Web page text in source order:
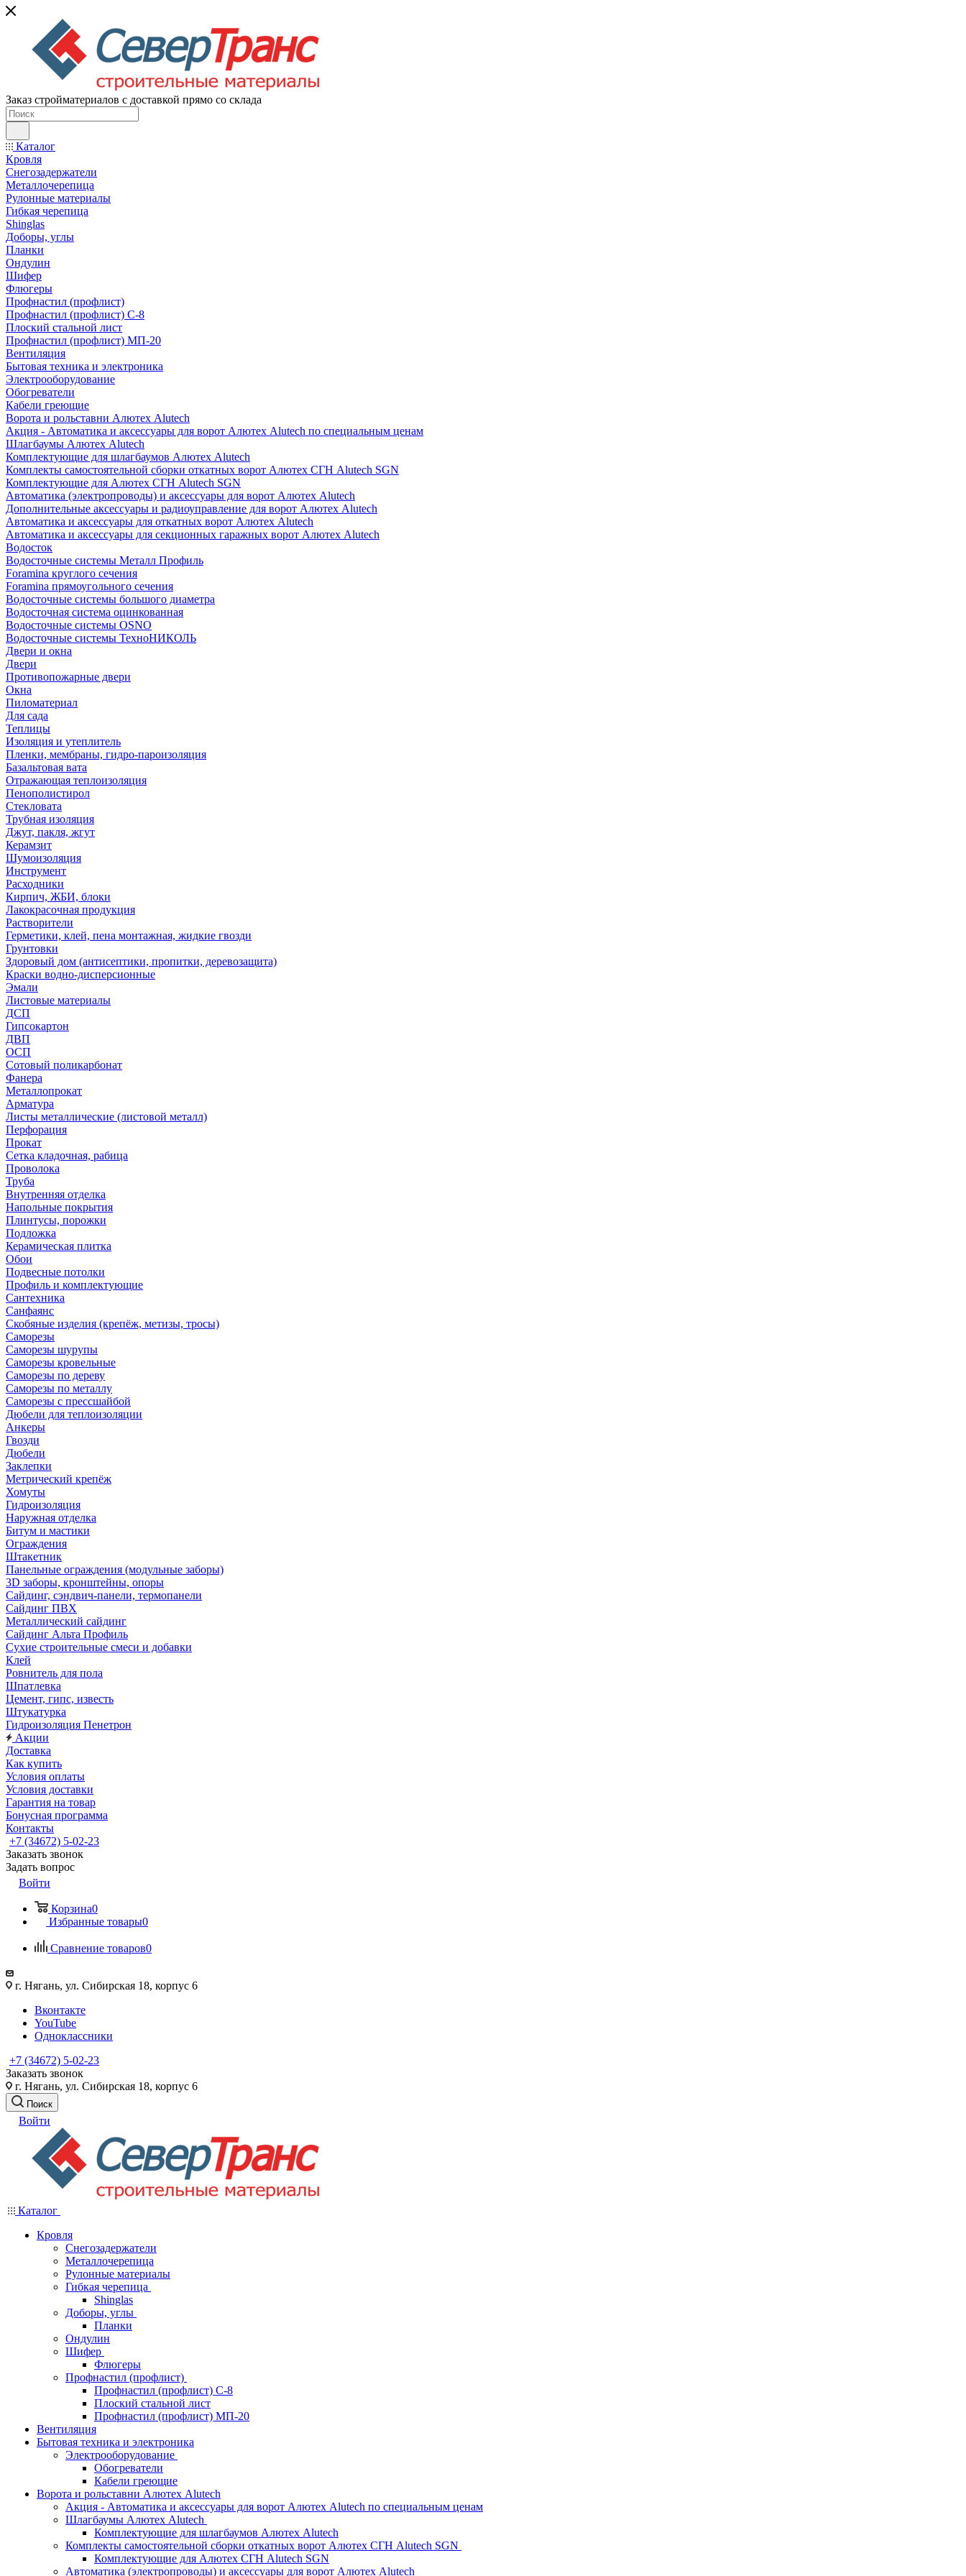
Заказ стройматериалов с доставкой прямо со склада
Каталог
Кровля
Снегозадержатели
Металлочерепица
Рулонные материалы
Гибкая черепица
Shinglas
Доборы, углы
Планки
Ондулин
Шифер
Флюгеры
Профнастил (профлист)
Профнастил (профлист) С-8
Плоский стальной лист
Профнастил (профлист) МП-20
Вентиляция
Бытовая техника и электроника
Электрооборудование
Обогреватели
Кабели греющие
Ворота и рольставни Алютех Alutech
Акция - Автоматика и аксессуары для ворот Алютех Alutech по специальным ценам
Шлагбаумы Алютех Alutech
Комплектующие для шлагбаумов Алютех Alutech
Комплекты самостоятельной сборки откатных ворот Алютех СГН Alutech SGN
Комплектующие для Алютех СГН Alutech SGN
Автоматика (электропроводы) и аксессуары для ворот Алютех Alutech
Дополнительные аксессуары и радиоуправление для ворот Алютех Alutech
Автоматика и аксессуары для откатных ворот Алютех Alutech
Автоматика и аксессуары для секционных гаражных ворот Алютех Alutech
Водосток
Водосточные системы Металл Профиль
Foramina круглого сечения
Foramina прямоугольного сечения
Водосточные системы большого диаметра
Водосточная система оцинкованная
Водосточные системы OSNO
Водосточные системы ТехноНИКОЛЬ
Двери и окна
Двери
Противопожарные двери
Окна
Пиломатериал
Для сада
Теплицы
Изоляция и утеплитель
Пленки, мембраны, гидро-пароизоляция
Базальтовая вата
Отражающая теплоизоляция
Пенополистирол
Стекловата
Трубная изоляция
Джут, пакля, жгут
Керамзит
Шумоизоляция
Инструмент
Расходники
Кирпич, ЖБИ, блоки
Лакокрасочная продукция
Растворители
Герметики, клей, пена монтажная, жидкие гвозди
Грунтовки
Здоровый дом (антисептики, пропитки, деревозащита)
Краски водно-дисперсионные
Эмали
Листовые материалы
ДСП
Гипсокартон
ДВП
ОСП
Сотовый поликарбонат
Фанера
Металлопрокат
Арматура
Листы металлические (листовой металл)
Перфорация
Прокат
Сетка кладочная, рабица
Проволока
Труба
Внутренняя отделка
Напольные покрытия
Плинтусы, порожки
Подложка
Керамическая плитка
Обои
Подвесные потолки
Профиль и комплектующие
Сантехника
Санфаянс
Скобяные изделия (крепёж, метизы, тросы)
Саморезы
Саморезы шурупы
Саморезы кровельные
Саморезы по дереву
Саморезы по металлу
Саморезы с прессшайбой
Дюбели для теплоизоляции
Анкеры
Гвозди
Дюбели
Заклепки
Метрический крепёж
Хомуты
Гидроизоляция
Наружная отделка
Битум и мастики
Ограждения
Штакетник
Панельные ограждения (модульные заборы)
3D заборы, кронштейны, опоры
Cайдинг, сэндвич-панели, термопанели
Сайдинг ПВХ
Металлический сайдинг
Сайдинг Альта Профиль
Сухие строительные смеси и добавки
Клей
Ровнитель для пола
Шпатлевка
Цемент, гипс, известь
Штукатурка
Гидроизоляция Пенетрон
Акции
Доставка
Как купить
Условия оплаты
Условия доставки
Гарантия на товар
Бонусная программа
Контакты
+7 (34672) 5-02-23
Заказать звонок
Задать вопрос
Войти
Корзина0
Избранные товары0
Сравнение товаров0
г. Нягань, ул. Сибирская 18, корпус 6
Вконтакте
YouTube
Одноклассники
+7 (34672) 5-02-23
Заказать звонок
г. Нягань, ул. Сибирская 18, корпус 6
Поиск
Войти
Каталог
Кровля
Снегозадержатели
Металлочерепица
Рулонные материалы
Гибкая черепица
Shinglas
Доборы, углы
Планки
Ондулин
Шифер
Флюгеры
Профнастил (профлист)
Профнастил (профлист) С-8
Плоский стальной лист
Профнастил (профлист) МП-20
Вентиляция
Бытовая техника и электроника
Электрооборудование
Обогреватели
Кабели греющие
Ворота и рольставни Алютех Alutech
Акция - Автоматика и аксессуары для ворот Алютех Alutech по специальным ценам
Шлагбаумы Алютех Alutech
Комплектующие для шлагбаумов Алютех Alutech
Комплекты самостоятельной сборки откатных ворот Алютех СГН Alutech SGN
Комплектующие для Алютех СГН Alutech SGN
Автоматика (электропроводы) и аксессуары для ворот Алютех Alutech